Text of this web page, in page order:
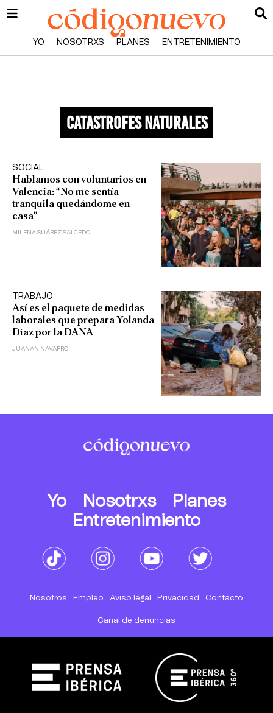
YO NOSOTRXS PLANES ENTRETENIMIENTO
catastrofes naturales
SOCIAL
Hablamos con voluntarios en
Valencia: “No me sentía
tranquila quedándome en
casa”
MILENA SUÁREZ SALCEDO
TRABAJO
Así es el paquete de medidas
laborales que prepara Yolanda
Díaz por la DANA
JUANAN NAVARRO
Yo Nosotrxs
Planes
Entretenimiento
Nosotros Empleo Aviso legal Privacidad Contacto
Canal de denuncias